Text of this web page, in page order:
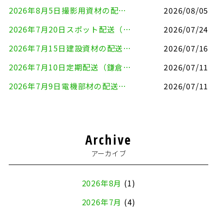
2026年8月5日撮影用資材の配送（鎌倉市⇒港区）
2026/08/05
2026年7月20日スポット配送（横浜市金沢区⇒愛知県豊川市）
2026/07/24
2026年7月15日建設資材の配送（横浜市金沢区⇒横須賀市）
2026/07/16
2026年7月10日定期配送（鎌倉市⇔大田区）
2026/07/11
2026年7月9日電機部材の配送（横浜市戸塚区⇒品川区）
2026/07/11
Archive
アーカイブ
2026年8月 (1)
2026年7月 (4)